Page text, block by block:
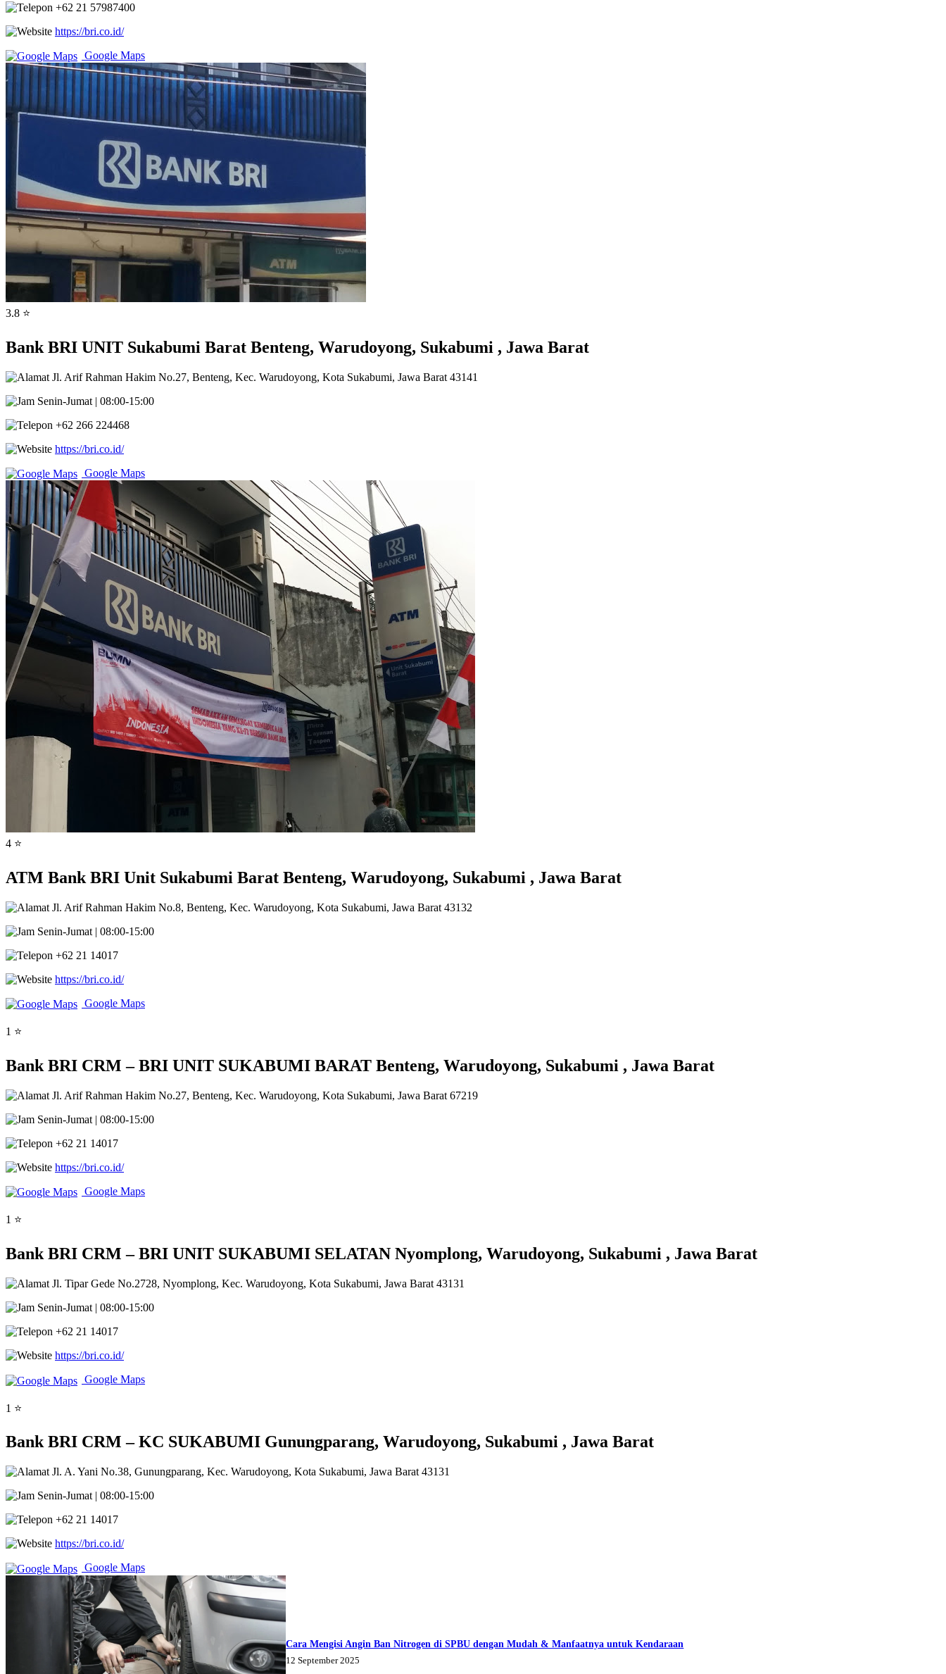
+62 21 57987400
https://bri.co.id/
Google Maps
3.8 ⭐
Bank BRI UNIT Sukabumi Barat Benteng, Warudoyong, Sukabumi , Jawa Barat
Jl. Arif Rahman Hakim No.27, Benteng, Kec. Warudoyong, Kota Sukabumi, Jawa Barat 43141
Senin-Jumat | 08:00-15:00
+62 266 224468
https://bri.co.id/
Google Maps
4 ⭐
ATM Bank BRI Unit Sukabumi Barat Benteng, Warudoyong, Sukabumi , Jawa Barat
Jl. Arif Rahman Hakim No.8, Benteng, Kec. Warudoyong, Kota Sukabumi, Jawa Barat 43132
Senin-Jumat | 08:00-15:00
+62 21 14017
https://bri.co.id/
Google Maps
1 ⭐
Bank BRI CRM – BRI UNIT SUKABUMI BARAT Benteng, Warudoyong, Sukabumi , Jawa Barat
Jl. Arif Rahman Hakim No.27, Benteng, Kec. Warudoyong, Kota Sukabumi, Jawa Barat 67219
Senin-Jumat | 08:00-15:00
+62 21 14017
https://bri.co.id/
Google Maps
1 ⭐
Bank BRI CRM – BRI UNIT SUKABUMI SELATAN Nyomplong, Warudoyong, Sukabumi , Jawa Barat
Jl. Tipar Gede No.2728, Nyomplong, Kec. Warudoyong, Kota Sukabumi, Jawa Barat 43131
Senin-Jumat | 08:00-15:00
+62 21 14017
https://bri.co.id/
Google Maps
1 ⭐
Bank BRI CRM – KC SUKABUMI Gunungparang, Warudoyong, Sukabumi , Jawa Barat
Jl. A. Yani No.38, Gunungparang, Kec. Warudoyong, Kota Sukabumi, Jawa Barat 43131
Senin-Jumat | 08:00-15:00
+62 21 14017
https://bri.co.id/
Google Maps
Cara Mengisi Angin Ban Nitrogen di SPBU dengan Mudah & Manfaatnya untuk Kendaraan
12 September 2025